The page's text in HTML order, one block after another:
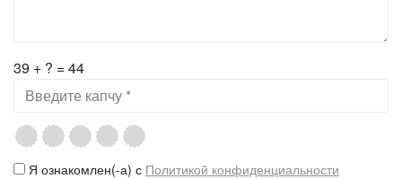
39 + ? = 44
Я ознакомлен(-а) с Политикой конфиденциальности